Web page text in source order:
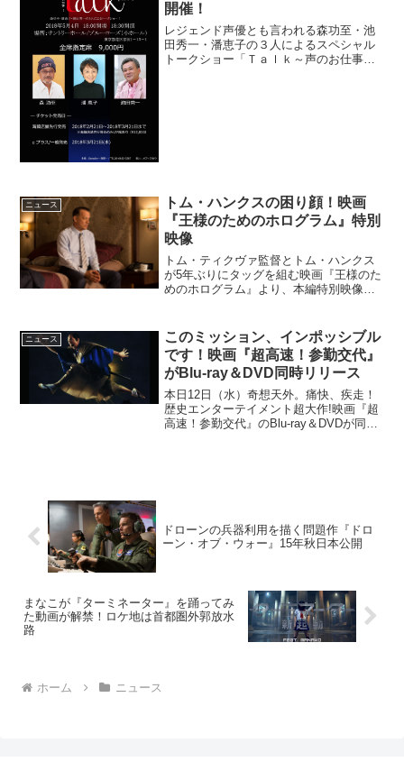
開催！
レジェンド声優とも言われる森功至・池
田秀一・潘恵子の３人によるスペシャル
トークショー「Ｔａｌｋ～声のお仕事
ニュース
トム・ハンクスの困り顔！映画
『王様のためのホログラム』特別
映像
トム・ティクヴァ監督とトム・ハンクス
が5年ぶりにタッグを組む映画『王様のた
めのホログラム』より、本編特別映像が
のホログラム』本編特別映像解禁立派な
車もステキな家も美しい...
ニュース
このミッション、インポッシブル
です！映画『超高速！参勤交代』
がBlu-ray＆DVD同時リリース
本日12日（水）奇想天外。痛快、疾走！
歴史エンターテイメント超大作!映画『超
高速！参勤交代』のBlu-ray＆DVDが同時
ドローンの兵器利用を描く問題作『ドロ
ーン・オブ・ウォー』15年秋日本公開
まなこが『ターミネーター』を踊ってみ
た動画が解禁！ロケ地は首都圏外郭放水
路
ホーム ニュース